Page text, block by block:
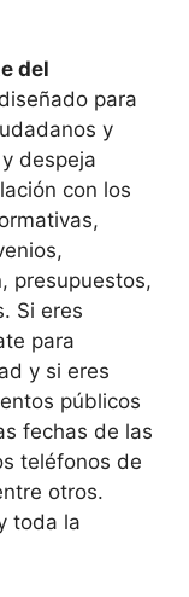
del
para
y
despeja
con los
presupuestos,
Si eres
para
y si eres
públicos
fechas de las
teléfonos de
otros.
toda la